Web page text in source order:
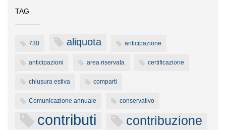
TAG
730 aliquota anticipazione
anticipazioni area riservata certificazione
chiusura estiva comparti
Comunicazione annuale conservativo
contributi contribuzione